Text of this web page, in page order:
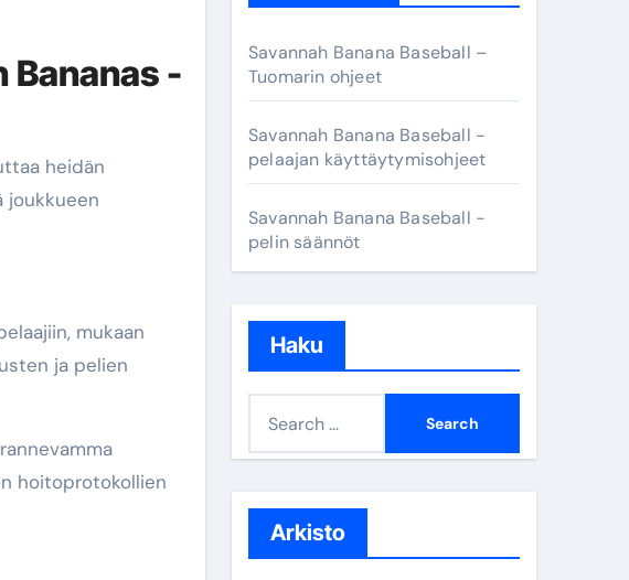
-
heidän
joukkueen
mukaan
ja pelien
hoitoprotokollien
Savannah Banana Baseball –
Tuomarin ohjeet
Savannah Banana Baseball -
pelaajan käyttäytymisohjeet
Savannah Banana Baseball -
pelin säännöt
Haku
h
Arkisto